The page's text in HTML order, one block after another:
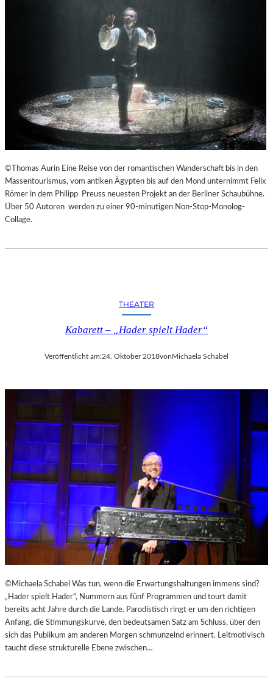
©Thomas Aurin Eine Reise von der romantischen Wanderschaft bis in den
Massentourismus, vom antiken Ägypten bis auf den Mond unternimmt Felix
Römer in dem Philipp Preuss neuesten Projekt an der Berliner Schaubühne.
Über 50 Autoren werden zu einer 90-minutigen Non-Stop-Monolog-
Collage.
THEATER
Kabarett – „Hader spielt Hader“
Veröffentlicht am:24. Oktober 2018von Michaela Schabel
©Michaela Schabel Was tun, wenn die Erwartungshaltungen immens sind?
„Hader spielt Hader“, Nummern aus fünf Programmen und tourt damit
bereits acht Jahre durch die Lande. Parodistisch ringt er um den richtigen
Anfang, die Stimmungskurve, den bedeutsamen Satz am Schluss, über den
sich das Publikum am anderen Morgen schmunzelnd erinnert. Leitmotivisch
taucht diese strukturelle Ebene zwischen…